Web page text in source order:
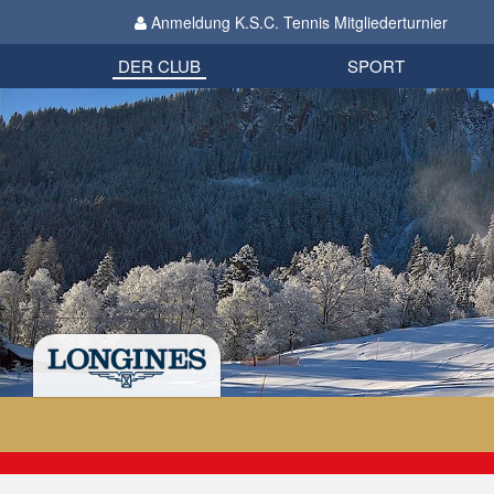
Anmeldung K.S.C. Tennis Mitgliederturnier
DER CLUB
Organisation
SPORT
Biathlon
Datenschutzverordnung 2018
Impressum